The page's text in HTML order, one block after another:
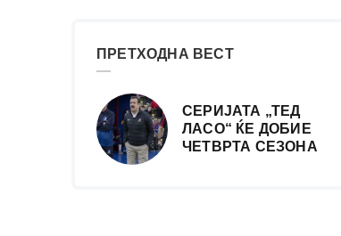
ПРЕТХОДНА ВЕСТ
СЕРИЈАТА „ТЕД
ЛАСО“ ЌЕ ДОБИЕ
ЧЕТВРТА СЕЗОНА